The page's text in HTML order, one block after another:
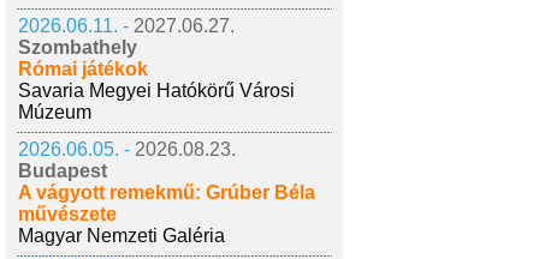
2026.06.11. - 2027.06.27.
Szombathely
Római játékok
Savaria Megyei Hatókörű Városi
Múzeum
2026.06.05. - 2026.08.23.
Budapest
A vágyott remekmű: Grúber Béla
művészete
Magyar Nemzeti Galéria